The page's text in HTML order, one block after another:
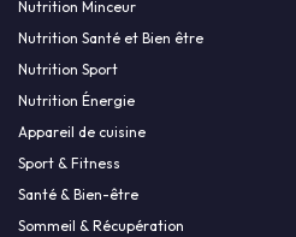
Nutrition Minceur
Nutrition Santé et Bien être
Nutrition Sport
Nutrition Énergie
Appareil de cuisine
Sport & Fitness
Santé & Bien-être
Sommeil & Récupération